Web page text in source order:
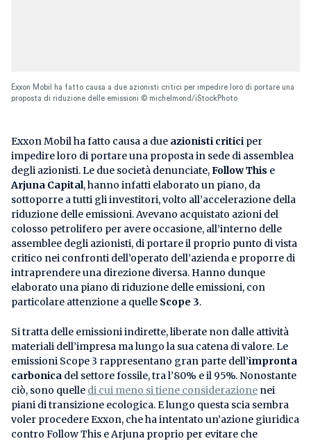
Exxon Mobil ha fatto causa a due azionisti critici per impedire loro di portare una
proposta di riduzione delle emissioni © michelmond/iStockPhoto
Exxon Mobil ha fatto causa a due azionisti critici per
impedire loro di portare una proposta in sede di assemblea
degli azionisti. Le due società denunciate,Follow This e
Arjuna Capital, hanno infatti elaborato un piano, da
sottoporre a tutti gli investitori, volto all’accelerazione della
riduzione delle emissioni. Avevano acquistato azioni del
colosso petrolifero per avere occasione, all’interno delle
assemblee degli azionisti, di portare il proprio punto di vista
critico nei confronti dell’operato dell’azienda e proporre di
intraprendere una direzione diversa. Hanno dunque
elaborato una piano di riduzione delle emissioni, con
particolare attenzione a quelle Scope 3.
Si tratta delle emissioni indirette, liberate non dalle attività
materiali dell’impresa ma lungo la sua catena di valore. Le
emissioni Scope 3 rappresentano gran parte dell’impronta
carbonica del settore fossile, tra l’80% e il 95%. Nonostante
ciò, sono quelle di cui meno si tiene considerazione nei
piani di transizione ecologica. E lungo questa scia sembra
voler procedere Exxon, che ha intentato un’azione giuridica
contro Follow This e Arjuna proprio per evitare che